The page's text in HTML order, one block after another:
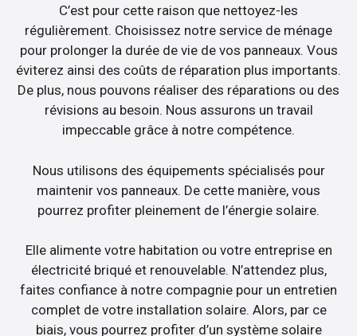
C’est pour cette raison que nettoyez-les
régulièrement. Choisissez notre service de ménage
pour prolonger la durée de vie de vos panneaux. Vous
éviterez ainsi des coûts de réparation plus importants.
De plus, nous pouvons réaliser des réparations ou des
révisions au besoin. Nous assurons un travail
impeccable grâce à notre compétence.
Nous utilisons des équipements spécialisés pour
maintenir vos panneaux. De cette manière, vous
pourrez profiter pleinement de l’énergie solaire.
Elle alimente votre habitation ou votre entreprise en
électricité briqué et renouvelable. N’attendez plus,
faites confiance à notre compagnie pour un entretien
complet de votre installation solaire. Alors, par ce
biais, vous pourrez profiter d’un système solaire